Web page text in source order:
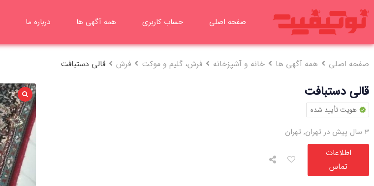
پرش
صفحه اصلی حساب کاربری همه آگهی ها درباره ما
صفحه اصلی همه آگهی ها خانه و آشپزخانه فرش، گلیم و موکت فرش قالی دستبافت
قالی دستبافت
هویت تأیید شده
3 سال پیش در تهران , تهران
اطلاعات
تماس